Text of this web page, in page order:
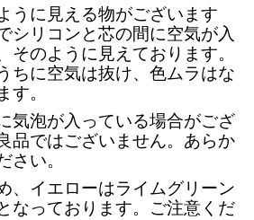
うに見える物がございます
シリコンと芯の間に空気が入
そのように見えております。
ちに空気は抜け、色ムラはな
す。
気泡が入っている場合がござ
品ではございません。あらか
さい。
、イエローはライムグリーン
なっております。ご注意くだ